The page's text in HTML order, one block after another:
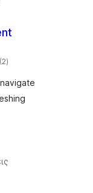
(2αξιολογήσεις
σύνολο
)